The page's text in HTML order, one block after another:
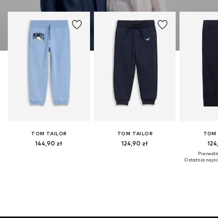
TOM TAILOR
144,90 zł
TOM TAILOR
124,90 zł
TOM
Ostatnia